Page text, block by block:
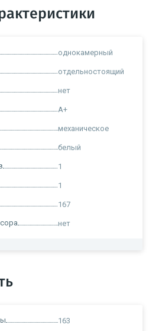
однокамерный
отдельностоящий
нет
A+
механическое
белый
1
1
167
нет
163